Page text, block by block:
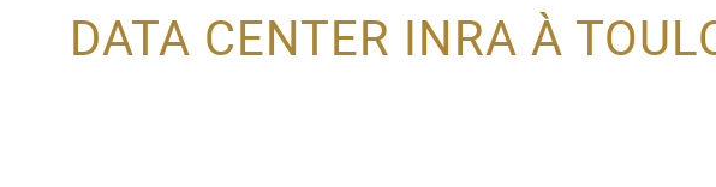
DATA CENTER INRA À